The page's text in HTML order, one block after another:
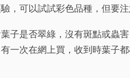
，可以試試彩色品種，但要注
子是否翠綠，沒有斑點或蟲
一次在網上買，收到時葉子都